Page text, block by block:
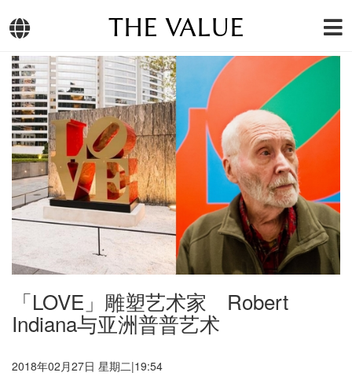
THE VALUE
「LOVE」雕塑艺术家 Robert
Indiana与亚洲普普艺术
2018年02月27日 星期二|19:54